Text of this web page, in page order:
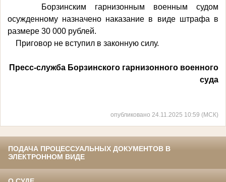
Борзинским гарнизонным военным судом
осужденному назначено наказание в виде штрафа в
размере 30 000 рублей.
Приговор не вступил в законную силу.
Пресс-служба Борзинского гарнизонного военного
суда
опубликовано 24.11.2025 10:59 (МСК)
ПОДАЧА ПРОЦЕССУАЛЬНЫХ ДОКУМЕНТОВ В
ЭЛЕКТРОННОМ ВИДЕ